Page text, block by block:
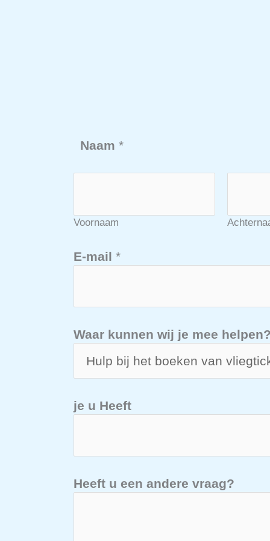
Naam *
Voornaam
E-mail *
Waar kunnen wij je mee
je u Heeft
Heeft u een andere vraag?